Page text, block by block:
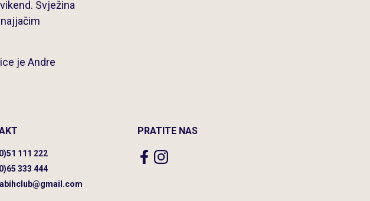
Svježina
je Andre
111 222
333 444
PRATITE NAS